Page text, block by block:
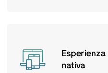
nativa